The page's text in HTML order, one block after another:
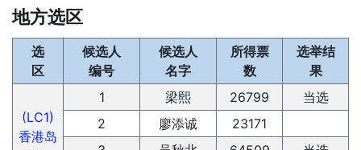
地方选区
选
区
候选人
编号
候选人
名字
所得票
数
选举结
果
(LC1)
香港岛
1 梁熙 26799
当选
2
廖添诚
23171